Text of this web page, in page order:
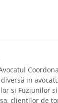
in
si Fuziunilor
clienților de